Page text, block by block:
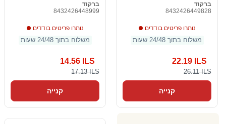
ברקוד
8432426448999
נותרו פריטים בודדים
משלוח בתוך 24/48 שעות
14.56 ILS
17.13 ILS
קנייה
ברקוד
8432426449828
נותרו פריטים בודדים
משלוח בתוך 24/48 שעות
22.19 ILS
26.11 ILS
קנייה